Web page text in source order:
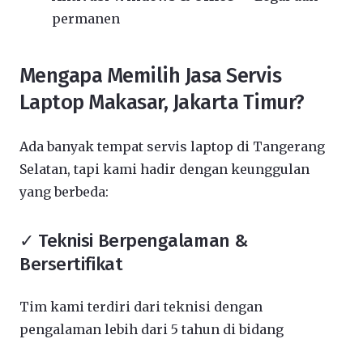
permanen
Mengapa Memilih Jasa Servis
Laptop Makasar, Jakarta Timur?
Ada banyak tempat servis laptop di Tangerang
Selatan, tapi kami hadir dengan keunggulan
yang berbeda:
✓ Teknisi Berpengalaman &
Bersertifikat
Tim kami terdiri dari teknisi dengan
pengalaman lebih dari 5 tahun di bidang